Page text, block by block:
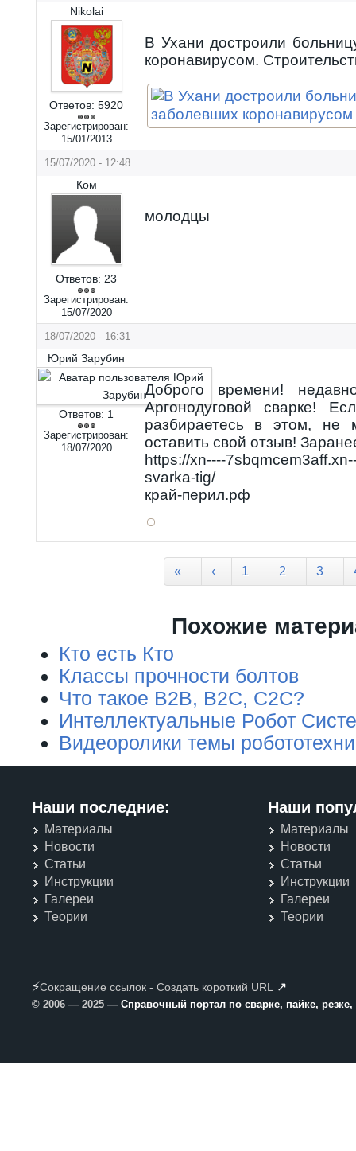
Nikolai
Ответов: 5920
Зарегистрирован:
15/01/2013
В Ухани достроили
коронавирусом.
15/07/2020 - 12:48
Ком
Ответов: 23
Зарегистрирован:
15/07/2020
молодцы
18/07/2020 - 16:31
Юрий Зарубин
Ответов: 1
Зарегистрирован:
18/07/2020
Доброго времени!
Аргонодуговой сварке!
разбираетесь в этом, не
оставить свой отзыв!
https://xn----
svarka-tig/
край-перил.рф
« ‹ 1 2 3
Похожие
Кто есть Кто
Классы прочности болтов
Что такое B2B, B2C, C2C?
Интеллектуальные Робот
Видеоролики темы
Наши последние:
Материалы
Новости
Статьи
Инструкции
Галереи
Теории
Наши
Материалы
Новости
Статьи
Инструкции
Галереи
Теории
⚡Сокращение ссылок - Создать короткий URL ↗
© 2006 — 2025 — Справочный портал по сварке, пайке,